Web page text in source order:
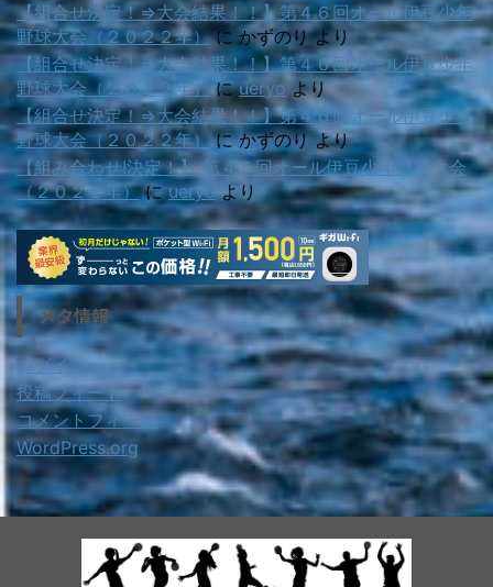
【組合せ決定！⇒大会結果！！】第４６回オール伊豆少年
野球大会（２０２２年）に かずのりより
【組合せ決定！⇒大会結果！！】第４６回オール伊豆少年
野球大会（２０２２年）にueryoより
【組合せ決定！⇒大会結果！！】第４６回オール伊豆少年
野球大会（２０２２年）にかずのりより
【組み合わせ!決定！】 第４５回オール伊豆少年野球大会
（２０２１年）にueryoより
メタ情報
ログイン
投稿フィード
コメントフィード
WordPress.org